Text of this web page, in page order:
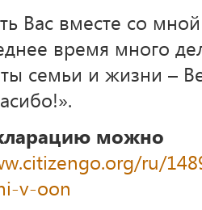
Вас вместе со
время много
семьи и жизни –
можно
ru/
v-oon